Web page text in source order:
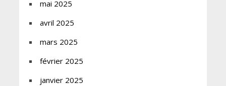
mai 2025
avril 2025
mars 2025
février 2025
janvier 2025